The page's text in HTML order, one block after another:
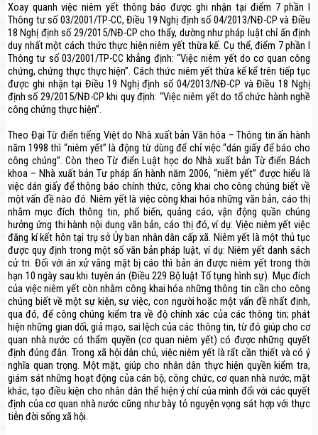
Xoay quanh việc niêm yết thông báo được ghi nhận tại điểm 7 phần I
Thông tư số 03/2001/TP-CC, Điều 19 Nghị định số 04/2013/NĐ-CP và Điều
18 Nghị định số 29/2015/NĐ-CP cho thấy, dường như pháp luật chỉ ấn định
duy nhất một cách thức thực hiện niêm yết thừa kế. Cụ thể, điểm 7 phần I
Thông tư số 03/2001/TP-CC khẳng định: “Việc niêm yết do cơ quan công
chứng, chứng thực thực hiện”. Cách thức niêm yết thừa kế kể trên tiếp tục
được ghi nhận tại Điều 19 Nghị định số 04/2013/NĐ-CP và Điều 18 Nghị
định số 29/2015/NĐ-CP khi quy định: “Việc niêm yết do tổ chức hành nghề
công chứng thực hiện”.
Theo Đại Từ điển tiếng Việt do Nhà xuất bản Văn hóa – Thông tin ấn hành
năm 1998 thì “niêm yết” là động từ dùng để chỉ việc “dán giấy để báo cho
công chúng”. Còn theo Từ điển Luật học do Nhà xuất bản Từ điển Bách
khoa – Nhà xuất bản Tư pháp ấn hành năm 2006, “niêm yết” được hiểu là
việc dán giấy để thông báo chính thức, công khai cho công chúng biết về
một vấn đề nào đó. Niêm yết là việc công khai hóa những văn bản, cáo thị
nhằm mục đích thông tin, phổ biến, quảng cáo, vận động quần chúng
hưởng ứng thi hành nội dung văn bản, cáo thị đó, ví dụ: Việc niêm yết việc
đăng kí kết hôn tại trụ sở Ủy ban nhân dân cấp xã. Niêm yết là một thủ tục
được quy định trong một số văn bản pháp luật, ví dụ: Niêm yết danh sách
cử tri. Đối với án xử vắng mặt bị cáo thì bản án được niêm yết trong thời
hạn 10 ngày sau khi tuyên án (Điều 229 Bộ luật Tố tụng hình sự). Mục đích
của việc niêm yết còn nhằm công khai hóa những thông tin cần cho công
chúng biết về một sự kiện, sự việc, con người hoặc một vấn đề nhất định,
qua đó, để công chúng kiểm tra về độ chính xác của các thông tin; phát
hiện những gian dối, giả mạo, sai lệch của các thông tin, từ đó giúp cho cơ
quan nhà nước có thẩm quyền (cơ quan niêm yết) có được những quyết
định đúng đắn. Trong xã hội dân chủ, việc niêm yết là rất cần thiết và có ý
nghĩa quan trọng. Một mặt, giúp cho nhân dân thực hiện quyền kiểm tra,
giám sát những hoạt động của cán bộ, công chức, cơ quan nhà nước, mặt
khác, tạo điều kiện cho nhân dân thể hiện ý chí của mình đối với các quyết
định của cơ quan nhà nước cũng như bày tỏ nguyện vọng sát hợp với thực
tiễn đời sống xã hội.